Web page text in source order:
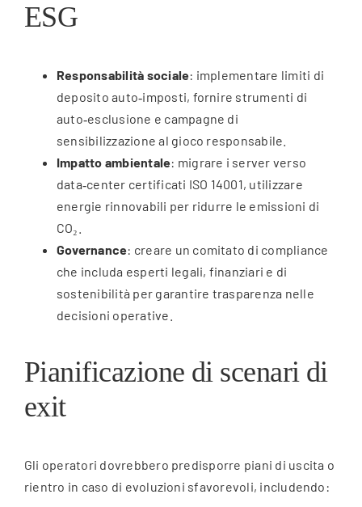
ESG
Responsabilità sociale: implementare limiti di
deposito auto‑imposti, fornire strumenti di
auto‑esclusione e campagne di
sensibilizzazione al gioco responsabile.
Impatto ambientale: migrare i server verso
data‑center certificati ISO 14001, utilizzare
energie rinnovabili per ridurre le emissioni di
CO₂.
Governance: creare un comitato di compliance
che includa esperti legali, finanziari e di
sostenibilità per garantire trasparenza nelle
decisioni operative.
Pianificazione di scenari di
exit
Gli operatori dovrebbero predisporre piani di uscita o
rientro in caso di evoluzioni sfavorevoli, includendo: